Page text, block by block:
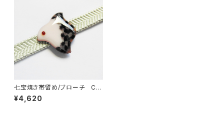
七宝焼き帯留め/ブローチ CHI
DORI（black and white）
¥4,620